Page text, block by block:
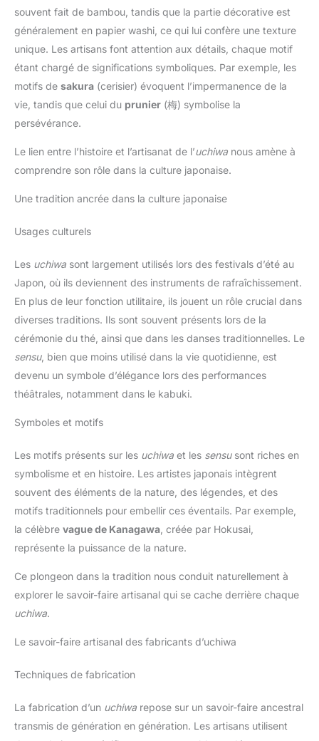
souvent fait de bambou, tandis que la partie décorative est
généralement en papier washi, ce qui lui confère une texture
unique. Les artisans font attention aux détails, chaque motif
étant chargé de significations symboliques. Par exemple, les
motifs de sakura (cerisier) évoquent l’impermanence de la
vie, tandis que celui du prunier (梅) symbolise la
persévérance.
Le lien entre l’histoire et l’artisanat de l’uchiwa nous amène à
comprendre son rôle dans la culture japonaise.
Une tradition ancrée dans la culture japonaise
Usages culturels
Les uchiwa sont largement utilisés lors des festivals d’été au
Japon, où ils deviennent des instruments de rafraîchissement.
En plus de leur fonction utilitaire, ils jouent un rôle crucial dans
diverses traditions. Ils sont souvent présents lors de la
cérémonie du thé, ainsi que dans les danses traditionnelles. Le
sensu, bien que moins utilisé dans la vie quotidienne, est
devenu un symbole d’élégance lors des performances
théâtrales, notamment dans le kabuki.
Symboles et motifs
Les motifs présents sur les uchiwa et les sensusont riches en
symbolisme et en histoire. Les artistes japonais intègrent
souvent des éléments de la nature, des légendes, et des
motifs traditionnels pour embellir ces éventails. Par exemple,
la célèbre vague de Kanagawa , créée par Hokusai,
représente la puissance de la nature.
Ce plongeon dans la tradition nous conduit naturellement à
explorer le savoir-faire artisanal qui se cache derrière chaque
uchiwa.
Le savoir-faire artisanal des fabricants d’uchiwa
Techniques de fabrication
La fabrication d’un uchiwa repose sur un savoir-faire ancestral
transmis de génération en génération. Les artisans utilisent